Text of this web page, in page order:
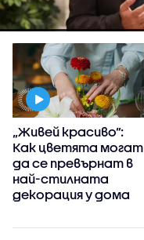
„Живей красиво”:
Как цветята могат
да се превърнат в
най-стилната
декорация у дома